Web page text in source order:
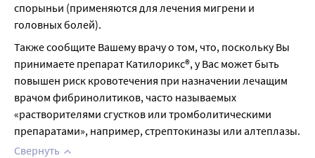
спорыньи (применяются для лечения мигрени и
головных болей).
Также сообщите Вашему врачу о том, что, поскольку Вы
принимаете препарат Катилорикс®, у Вас может быть
повышен риск кровотечения при назначении лечащим
врачом фибринолитиков, часто называемых
«растворителями сгустков или тромболитическими
препаратами», например, стрептокиназы или алтеплазы.
Свернуть